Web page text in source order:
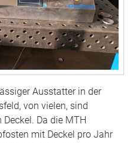
Ausstatter in der
von vielen, sind
Da die MTH
mit Deckel pro Jahr